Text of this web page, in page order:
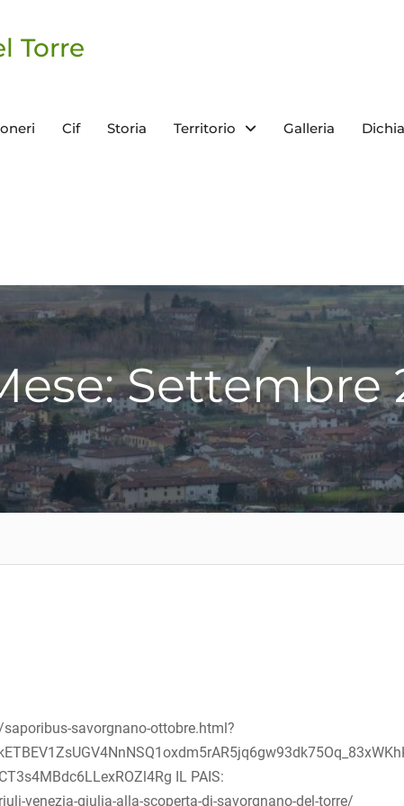
Torre
Cif Storia Territorio Galleria
Settembre
savorgnano-ottobre.html?
IL PAIS:
venezia-giulia-alla-scoperta-di-savorgnano-del-torre/